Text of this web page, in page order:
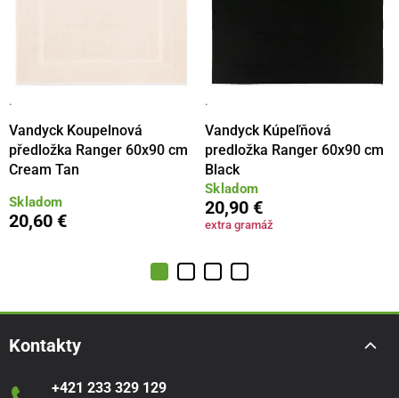
·
Vandyck Koupelnová
předložka Ranger 60x90 cm
Cream Tan
Skladom
20,60 €
·
Vandyck Kúpeľňová
predložka Ranger 60x90 cm
Black
Skladom
20,90 €
extra gramáž
Kontakty
+421 233 329 129